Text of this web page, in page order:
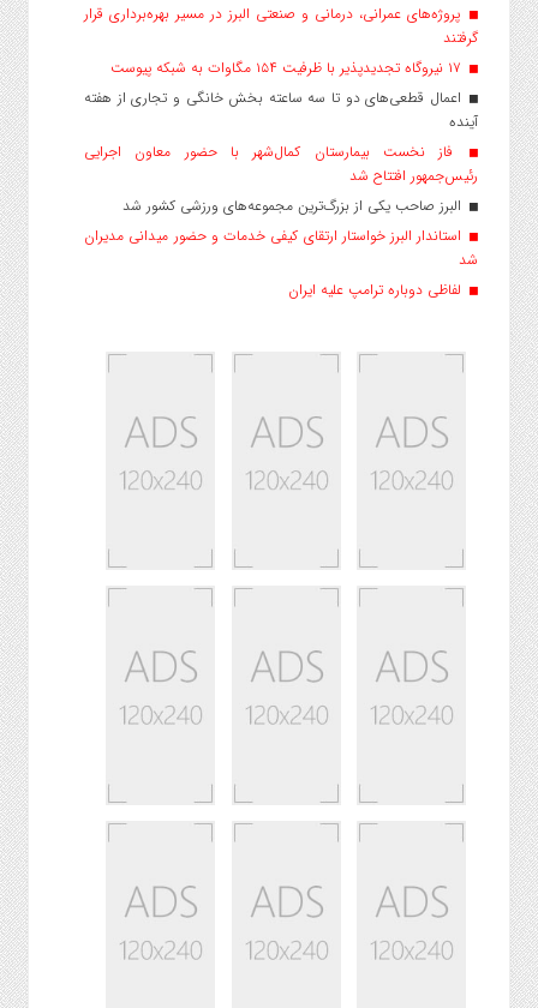
پروژه‌های عمرانی، درمانی و صنعتی البرز در مسیر بهره‌برداری قرار
گرفتند
اعمال قطعی‌های دو تا سه ساعته بخش خانگی و تجاری از هفته
آینده
فاز نخست بیمارستان کمال‌شهر با حضور معاون اجرایی
رئیس‌جمهور افتتاح شد
البرز صاحب یکی از بزرگ‌ترین مجموعه‌های ورزشی کشور شد
استاندار البرز خواستار ارتقای کیفی خدمات و حضور میدانی مدیران
شد
لفاظی دوباره ترامپ علیه ایران